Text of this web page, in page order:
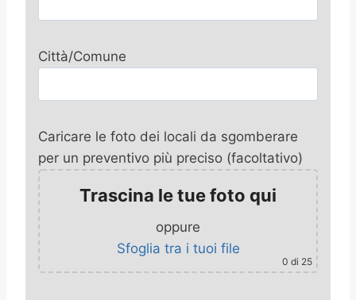
Città/Comune
Caricare le foto dei locali da sgomberare
per un preventivo più preciso (facoltativo)
Trascina le tue foto qui
oppure
Sfoglia tra i tuoi file
0 di 25